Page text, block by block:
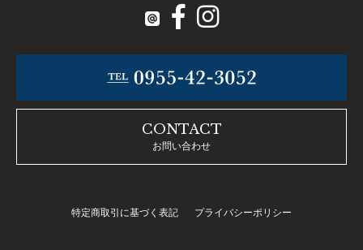
CONTACT
お問い合わせ
特定商取引に基づく表記 プライバシーポリシー